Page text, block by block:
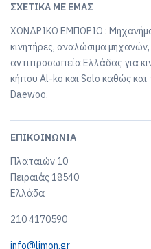
ΣΧΕΤΙΚΆ ΜΕ ΕΜΆΣ
ΧΟΝΔΡΙΚΟ ΕΜΠΟΡΙΟ :
κινητήρες, αναλώσιμα
αντιπροσωπεία Ελλάδας για
κήπου Al-ko και Solo καθώς
Daewoo.
ΕΠΙΚΟΙΝΩΝΊΑ
Πλαταιών 10
Πειραιάς 18540
Ελλάδα
210 4170590
info@limon.gr